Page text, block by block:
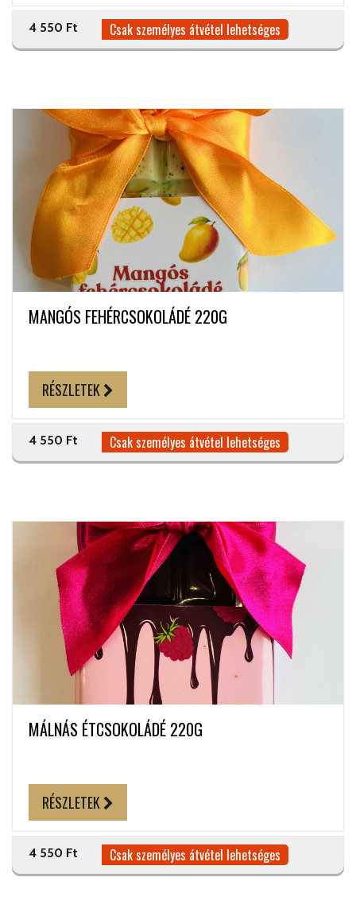
4 550 Ft Csak személyes átvétel lehetséges
MANGÓS FEHÉRCSOKOLÁDÉ 220G
RÉSZLETEK
4 550 Ft Csak személyes átvétel lehetséges
MÁLNÁS ÉTCSOKOLÁDÉ 220G
RÉSZLETEK
4 550 Ft Csak személyes átvétel lehetséges